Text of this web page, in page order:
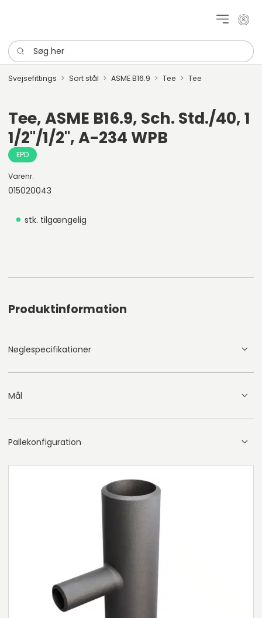
Mit
Søg her
Svejsefittings Sort stål ASME B16.9 Tee Tee
Tee, ASME B16.9, Sch. Std./40, 1
1/2"/1/2", A-234 WPB
EPD
Varenr.
015020043
stk. tilgængelig
Produktinformation
Nøglespecifikationer
Mål
Pallekonfiguration